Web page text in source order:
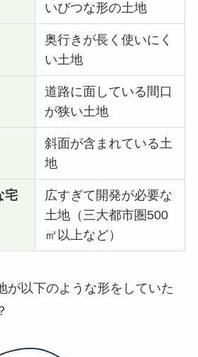
いびつな形の土地
奥行きが長く使いにく
い土地
道路に面している間口
が狭い土地
斜面が含まれている土
地
宅
広すぎて開発が必要な
土地（三大都市圏500
㎡以上など）
が以下のような形をしていた